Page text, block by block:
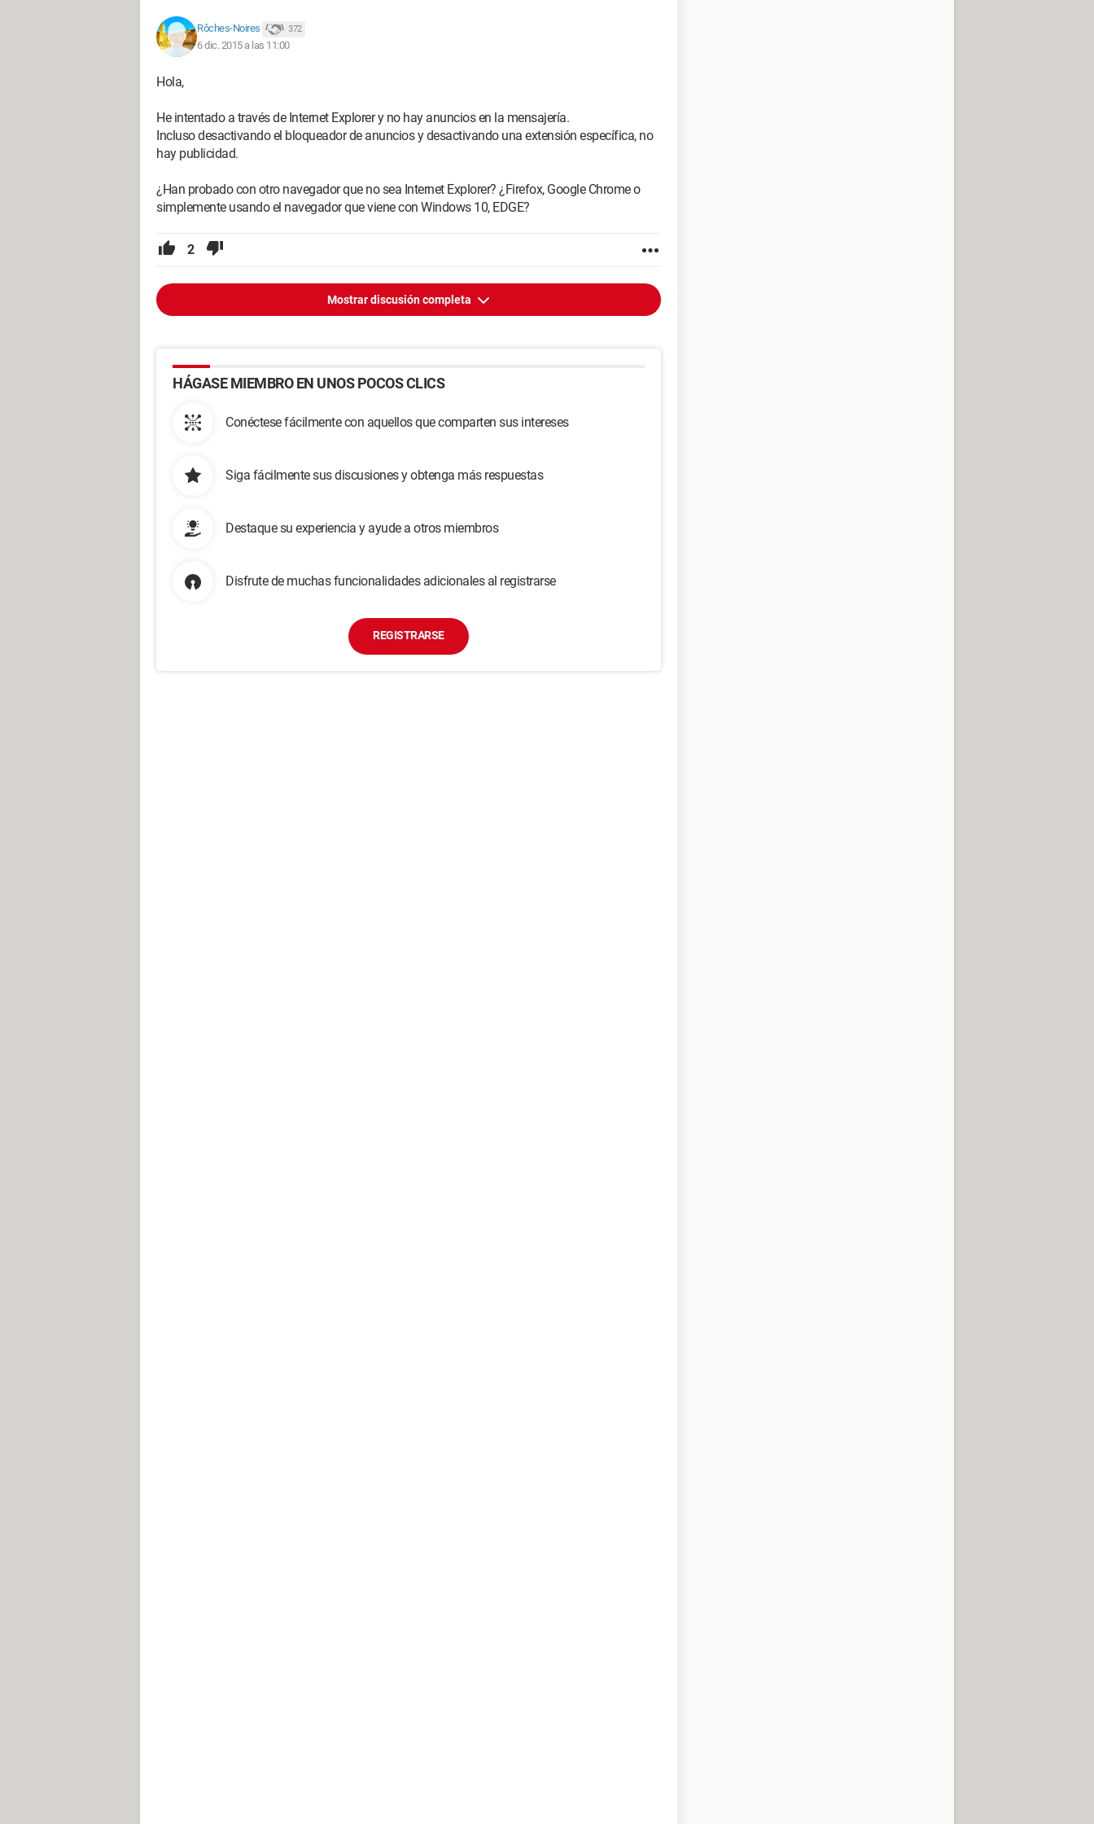
Rôches-Noires 372
6 dic. 2015 a las 11:00
Hola,
He intentado a través de Internet Explorer y no hay anuncios en la mensajería.
Incluso desactivando el bloqueador de anuncios y desactivando una extensión específica, no
hay publicidad.
¿Han probado con otro navegador que no sea Internet Explorer? ¿Firefox, Google Chrome o
simplemente usando el navegador que viene con Windows 10, EDGE?
2
Mostrar discusión completa
HÁGASE MIEMBRO EN UNOS POCOS CLICS
Conéctese fácilmente con aquellos que comparten sus intereses
Siga fácilmente sus discusiones y obtenga más respuestas
Destaque su experiencia y ayude a otros miembros
Disfrute de muchas funcionalidades adicionales al registrarse
REGISTRARSE